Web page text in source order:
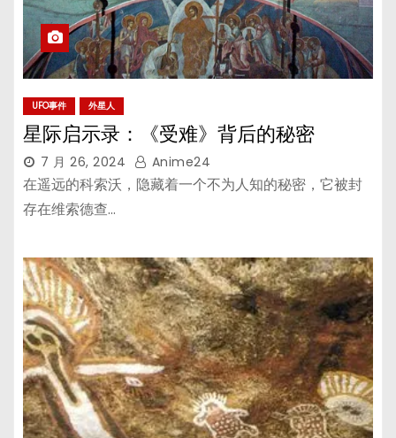
UFO事件 外星人
星际启示录：《受难》背后的秘密
7 月 26, 2024 Anime24
在遥远的科索沃，隐藏着一个不为人知的秘密，它被封
存在维索德查…